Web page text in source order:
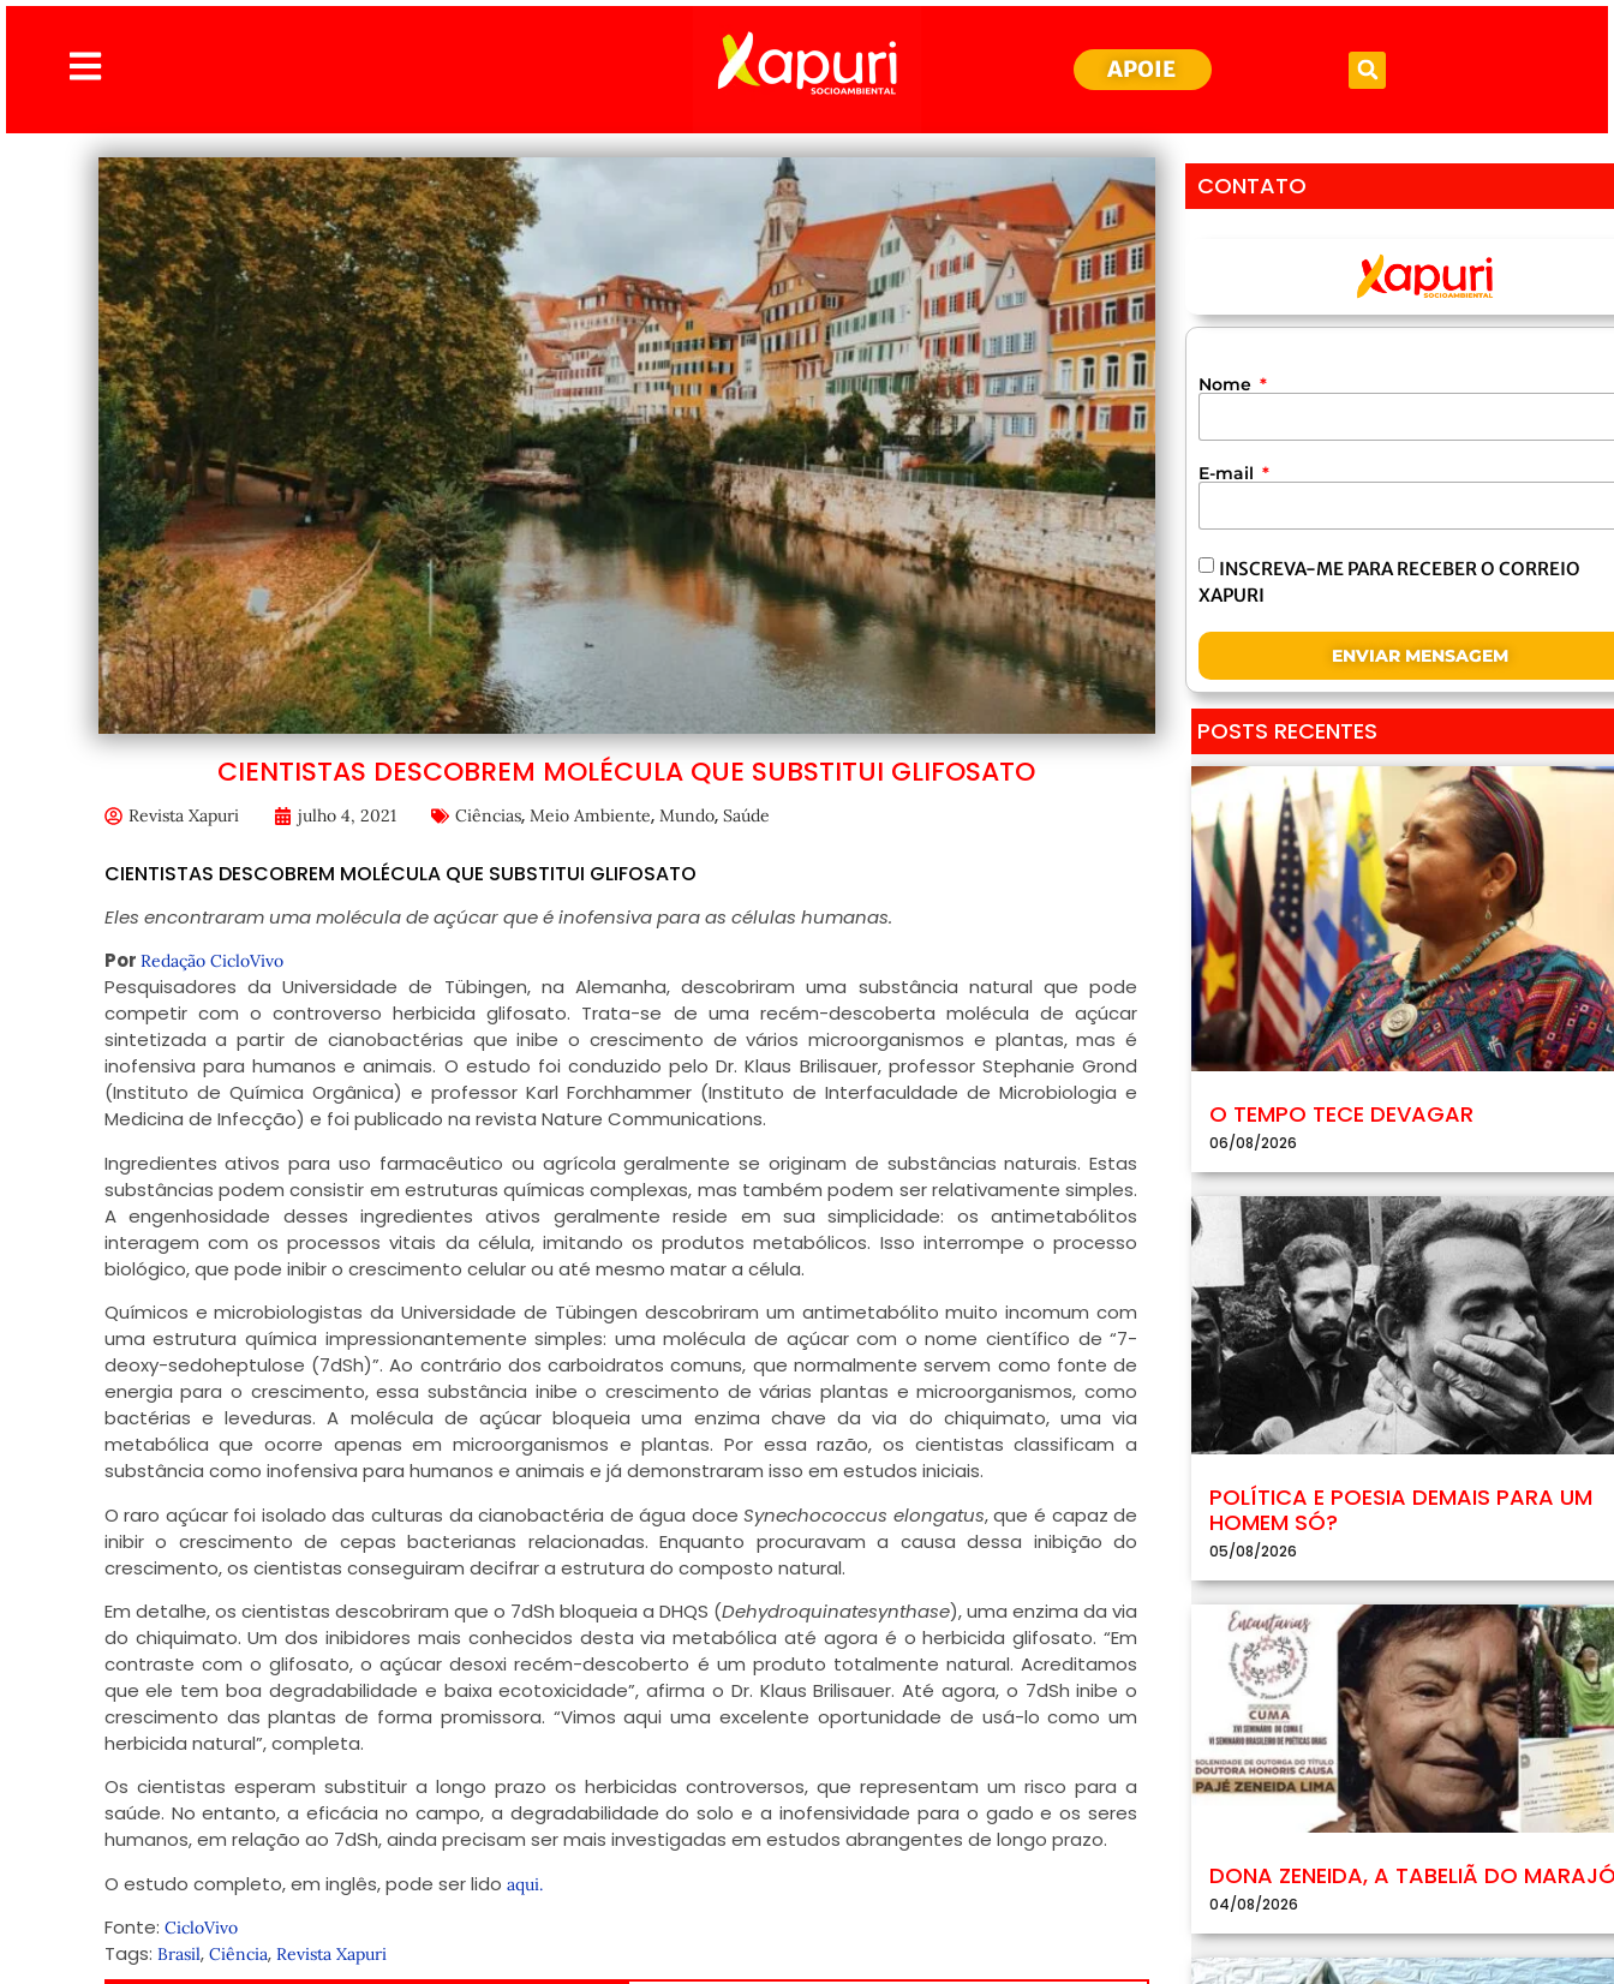
APOIE
CIENTISTAS DESCOBREM MOLÉCULA QUE SUBSTITUI GLIFOSATO
Revista Xapuri julho 4, 2021 Ciências, Meio Ambiente, Mundo, Saúde
CIENTISTAS DESCOBREM MOLÉCULA QUE SUBSTITUI GLIFOSATO
Eles encontraram uma molécula de açúcar que é inofensiva para as células humanas.
Por Redação CicloVivo
Pesquisadores da Universidade de Tübingen, na Alemanha, descobriram uma substância natural que pode
competir com o controverso herbicida glifosato. Trata-se de uma recém-descoberta molécula de açúcar
sintetizada a partir de cianobactérias que inibe o crescimento de vários microorganismos e plantas, mas é
inofensiva para humanos e animais. O estudo foi conduzido pelo Dr. Klaus Brilisauer, professor Stephanie Grond
(Instituto de Química Orgânica) e professor Karl Forchhammer (Instituto de Interfaculdade de Microbiologia e
Medicina de Infecção) e foi publicado na revista Nature Communications.
Ingredientes ativos para uso farmacêutico ou agrícola geralmente se originam de substâncias naturais. Estas
substâncias podem consistir em estruturas químicas complexas, mas também podem ser relativamente simples.
A engenhosidade desses ingredientes ativos geralmente reside em sua simplicidade: os antimetabólitos
interagem com os processos vitais da célula, imitando os produtos metabólicos. Isso interrompe o processo
biológico, que pode inibir o crescimento celular ou até mesmo matar a célula.
Químicos e microbiologistas da Universidade de Tübingen descobriram um antimetabólito muito incomum com
uma estrutura química impressionantemente simples: uma molécula de açúcar com o nome científico de “7-
deoxy-sedoheptulose (7dSh)”. Ao contrário dos carboidratos comuns, que normalmente servem como fonte de
energia para o crescimento, essa substância inibe o crescimento de várias plantas e microorganismos, como
bactérias e leveduras. A molécula de açúcar bloqueia uma enzima chave da via do chiquimato, uma via
metabólica que ocorre apenas em microorganismos e plantas. Por essa razão, os cientistas classificam a
substância como inofensiva para humanos e animais e já demonstraram isso em estudos iniciais.
O raro açúcar foi isolado das culturas da cianobactéria de água doceSynechococcus elongatus, que é capaz de
inibir o crescimento de cepas bacterianas relacionadas. Enquanto procuravam a causa dessa inibição do
crescimento, os cientistas conseguiram decifrar a estrutura do composto natural.
Em detalhe, os cientistas descobriram que o 7dSh bloqueia a DHQS (Dehydroquinatesynthase), uma enzima da via
do chiquimato. Um dos inibidores mais conhecidos desta via metabólica até agora é o herbicida glifosato. “Em
contraste com o glifosato, o açúcar desoxi recém-descoberto é um produto totalmente natural. Acreditamos
que ele tem boa degradabilidade e baixa ecotoxicidade”, afirma o Dr. Klaus Brilisauer. Até agora, o 7dSh inibe o
crescimento das plantas de forma promissora. “Vimos aqui uma excelente oportunidade de usá-lo como um
herbicida natural”, completa.
Os cientistas esperam substituir a longo prazo os herbicidas controversos, que representam um risco para a
saúde. No entanto, a eficácia no campo, a degradabilidade do solo e a inofensividade para o gado e os seres
humanos, em relação ao 7dSh, ainda precisam ser mais investigadas em estudos abrangentes de longo prazo.
O estudo completo, em inglês, pode ser lido aqui.
Fonte: CicloVivo
Tags: Brasil, Ciência, Revista Xapuri
CONTATO
Nome
E-mail
INSCREVA-ME PARA RECEBER O CORREIO
XAPURI
ENVIAR MENSAGEM
POSTS RECENTES
O TEMPO TECE DEVAGAR
06/08/2026
POLÍTICA E POESIA DEMAIS PARA UM
HOMEM SÓ?
05/08/2026
DONA ZENEIDA, A TABELIÃ DO
04/08/2026